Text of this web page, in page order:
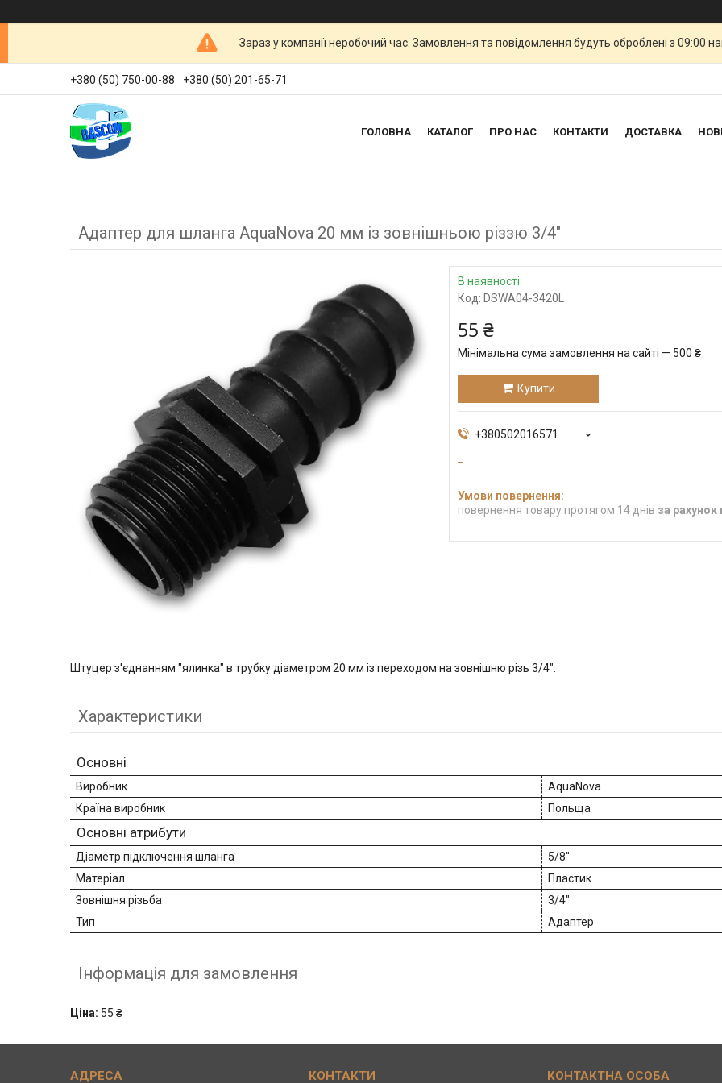
Зараз у компанії неробочий час. Замовлення та повідомлення будуть оброблені з 09:00
+380 (50) 750-00-88 +380 (50) 201-65-71
ГОЛОВНА КАТАЛОГ ПРО НАС КОНТАКТИ ДОСТАВКА
Адаптер для шланга AquaNova 20 мм із зовнішньою різзю 3/4"
В наявності
Код: DSWA04-3420L
55 ₴
Мінімальна сума замовлення на сайті — 500 ₴
Купити
+380502016571
повернення товару протягом 14 днів за рахунок
Штуцер з'єднанням "ялинка" в трубку діаметром 20 мм із переходом на зовнішню різь 3/4".
Характеристики
Основні
Виробник
AquaNova
Країна виробник
Польща
Основні атрибути
Діаметр підключення шланга
5/8"
Матеріал
Пластик
Зовнішня різьба
3/4"
Тип
Адаптер
Інформація для замовлення
Ціна: 55 ₴